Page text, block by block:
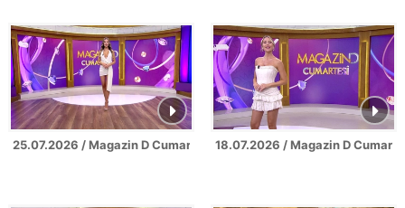
25.07.2026 / Magazin D Cumartesi 18.07.2026 / Magazin D